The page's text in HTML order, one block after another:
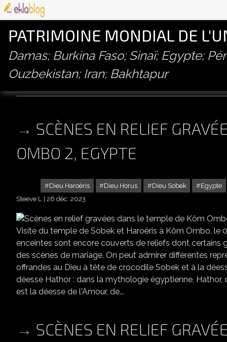
PATRIMOINE MONDIAL DE
Damas; Burkina Faso; Sinaï; Egypte;
Ouzbekistan; Iran; Bakhtapur
temple de sobek et haroeris
SCÈNES EN RELIEF
OMBO 2, EGYPTE
Dieu Haroëris Dieu Horus Dieu Sobek
Egypte
Steeve L
26 déc. 2023
Visite du temple de Sobek et Haroëris à Kôm Ombo, le
enceintes sont encore couverts de reliefs dont certains
des scènes de mariage. On peut admirer différentes
offrandes au Dieu à tête de crocodile Sobek et à la
déesse Hathor : dans la mythologie égyptienne,
est la déesse de l'Amour, de...
SCÈNES EN RELIEF